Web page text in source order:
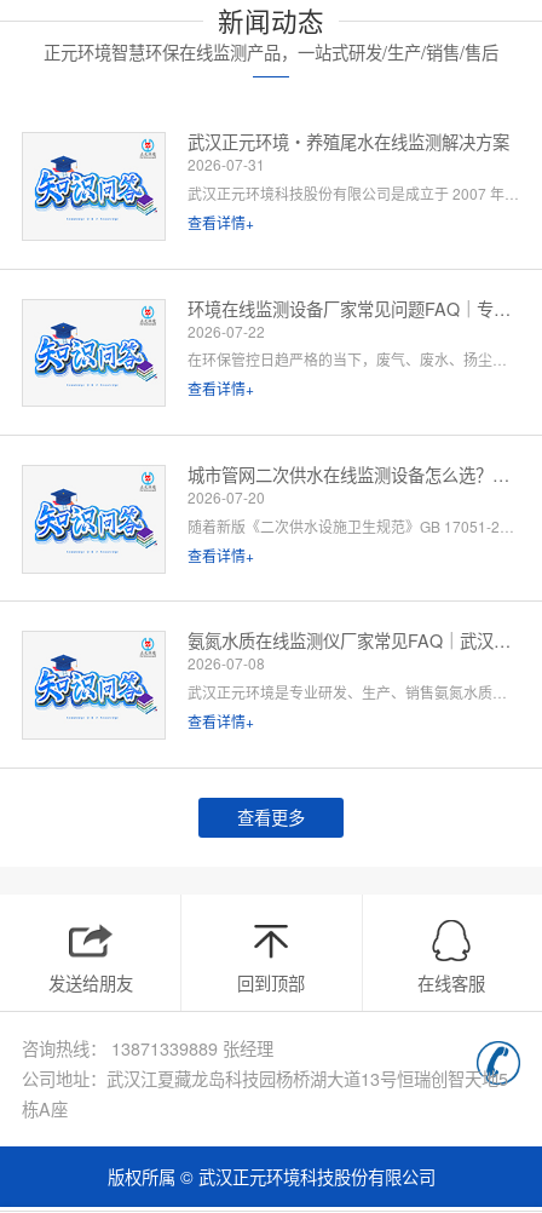
新闻动态
正元环境智慧环保在线监测产品，一站式研发/生产/销售/售后
武汉正元环境・养殖尾水在线监测解决方案
2026-07-31
查看详情+
环境在线监测设备厂家常见问题FAQ｜专业厂家答疑解惑
2026-07-22
在环保管控日趋严格的当下，废气、废水、扬尘、噪声等环境在线监测设备已成为工矿企业、园区、市政工程必备的合规配套设施。很多客户在选型、合作、安装运维过程中，常会遇到厂家资质、设备精度、数据联网、售后保障等各类问题。 作为专业环境在线监测设备源头厂家，我们深耕环境监测领域多年，拥有自主研发、生产、销售、运维全链条服务能力。下面针对行业高频咨询问题，整理系统化FAQ答疑，一站式解决您的合作与选型顾虑。 一、厂家实力与资质相关问题
查看详情+
城市管网二次供水在线监测设备怎么选？水务单位高频 FAQ
2026-07-20
查看详情+
氨氮水质在线监测仪厂家常见FAQ｜武汉正元环境专业解答
2026-07-08
查看详情+
查看更多
发送给朋友 回到顶部 在线客服
咨询热线： 13871339889 张经理
公司地址：武汉江夏藏龙岛科技园杨桥湖大道13号恒瑞创智天地5
栋A座
版权所属 © 武汉正元环境科技股份有限公司